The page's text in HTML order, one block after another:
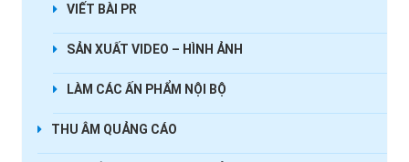
VIẾT BÀI PR
SẢN XUẤT VIDEO – HÌNH ẢNH
LÀM CÁC ẤN PHẨM NỘI BỘ
THU ÂM QUẢNG CÁO